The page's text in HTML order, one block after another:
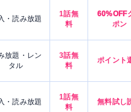
・読み放題
1話無
料
60%OFF
ポン
放題・レン
タル
3話無
料
ポイント
・読み放題
1話無
料
無料試し